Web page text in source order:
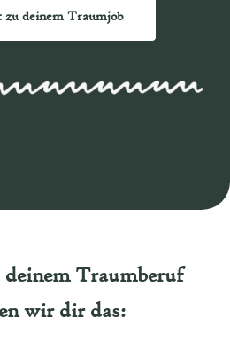
zu deinem Traumjob
Traumberuf
wir dir das: